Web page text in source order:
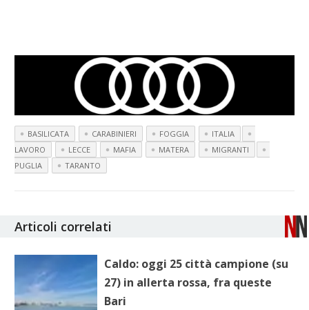
BASILICATA CARABINIERI FOGGIA
ITALIA
LAVORO
LECCE MAFIA MATERA
MIGRANTI
PUGLIA
TARANTO
Articoli correlati
Caldo: oggi 25 città campione (su
27) in allerta rossa, fra queste
Bari